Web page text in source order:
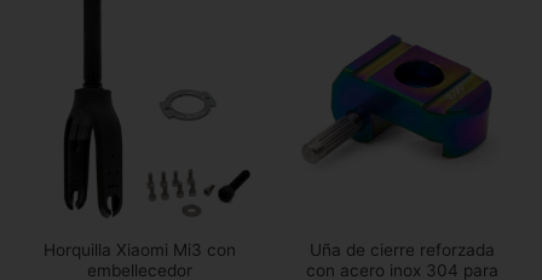
Horquilla Xiaomi Mi3 con
embellecedor
Uña de cierre reforzada
con acero inox 304 para